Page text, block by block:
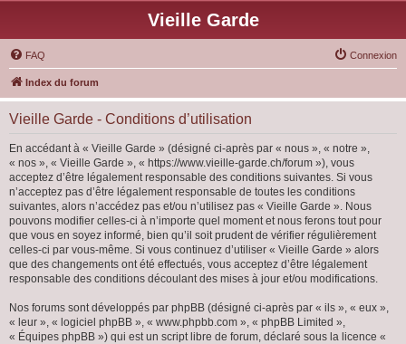
Vieille Garde
FAQ Connexion
Index du forum
Vieille Garde - Conditions d’utilisation
En accédant à « Vieille Garde » (désigné ci-après par « nous », « notre »,
« nos », « Vieille Garde », « https://www.vieille-garde.ch/forum »), vous
acceptez d’être légalement responsable des conditions suivantes. Si vous
n’acceptez pas d’être légalement responsable de toutes les conditions
suivantes, alors n’accédez pas et/ou n’utilisez pas « Vieille Garde ». Nous
pouvons modifier celles-ci à n’importe quel moment et nous ferons tout pour
que vous en soyez informé, bien qu’il soit prudent de vérifier régulièrement
celles-ci par vous-même. Si vous continuez d’utiliser « Vieille Garde » alors
que des changements ont été effectués, vous acceptez d’être légalement
responsable des conditions découlant des mises à jour et/ou modifications.
Nos forums sont développés par phpBB (désigné ci-après par « ils », « eux »,
« leur », « logiciel phpBB », « www.phpbb.com », « phpBB Limited »,
« Équipes phpBB ») qui est un script libre de forum, déclaré sous la licence «